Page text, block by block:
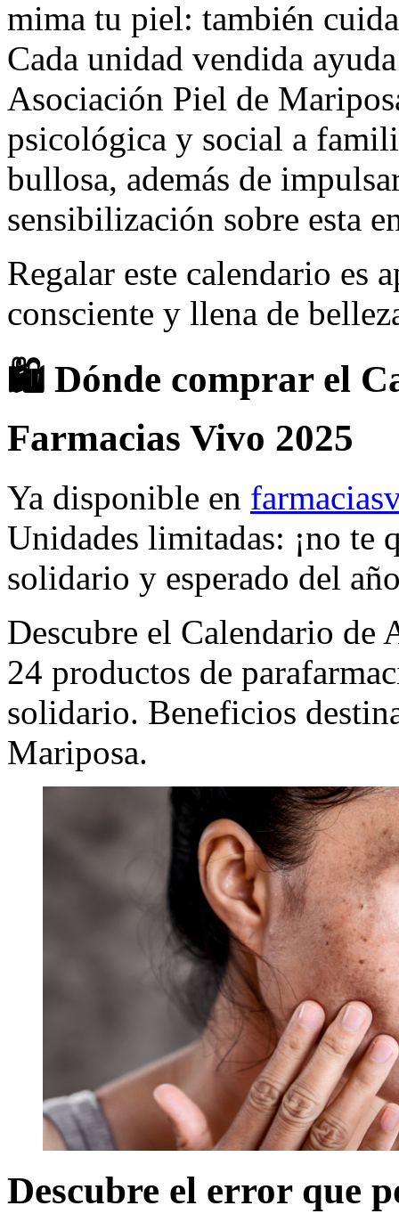
mima tu piel: también
Cada unidad vendida
Asociación Piel de
psicológica y social a
bullosa, además de
sensibilización sobre esta
Regalar este calendario es
consciente y llena de
🛍️ Dónde comprar el
Farmacias Vivo 2025
Ya disponible en
Unidades limitadas: ¡no te
solidario y esperado del
Descubre el Calendario
24 productos de
solidario. Beneficios
Mariposa.
Descubre el error que